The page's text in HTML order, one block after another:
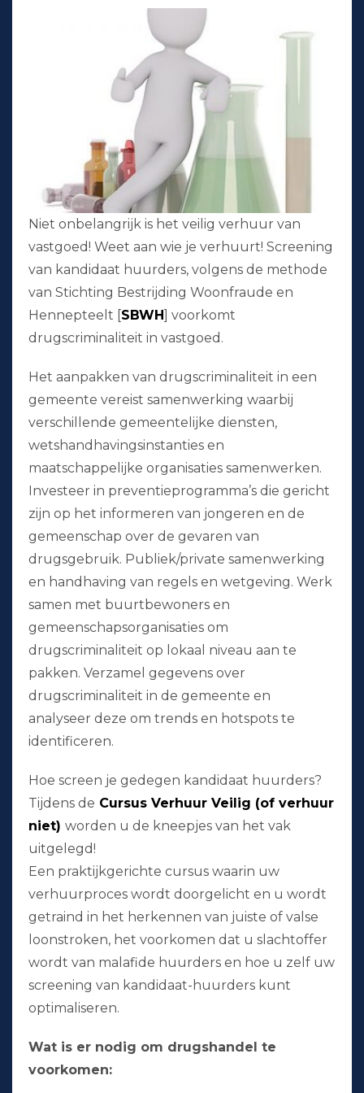
Niet onbelangrijk is het veilig verhuur van
vastgoed! Weet aan wie je verhuurt! Screening
van kandidaat huurders, volgens de methode
van Stichting Bestrijding Woonfraude en
Hennepteelt [SBWH] voorkomt
drugscriminaliteit in vastgoed.
Het aanpakken van drugscriminaliteit in een
gemeente vereist samenwerking waarbij
verschillende gemeentelijke diensten,
wetshandhavingsinstanties en
maatschappelijke organisaties samenwerken.
Investeer in preventieprogramma’s die gericht
zijn op het informeren van jongeren en de
gemeenschap over de gevaren van
drugsgebruik. Publiek/private samenwerking
en handhaving van regels en wetgeving. Werk
samen met buurtbewoners en
gemeenschapsorganisaties om
drugscriminaliteit op lokaal niveau aan te
pakken. Verzamel gegevens over
drugscriminaliteit in de gemeente en
analyseer deze om trends en hotspots te
identificeren.
Hoe screen je gedegen kandidaat huurders?
Tijdens de Cursus Verhuur Veilig (of verhuur
niet) worden u de kneepjes van het vak
uitgelegd!
Een praktijkgerichte cursus waarin uw
verhuurproces wordt doorgelicht en u wordt
getraind in het herkennen van juiste of valse
loonstroken, het voorkomen dat u slachtoffer
wordt van malafide huurders en hoe u zelf uw
screening van kandidaat-huurders kunt
optimaliseren.
Wat is er nodig om drugshandel te
voorkomen: